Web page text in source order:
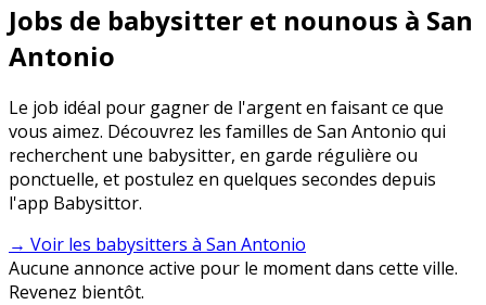
Jobs de babysitter et nounous à San
Antonio
Le job idéal pour gagner de l'argent en faisant ce que
vous aimez. Découvrez les familles de San Antonio qui
recherchent une babysitter, en garde régulière ou
ponctuelle, et postulez en quelques secondes depuis
l'app Babysittor.
→ Voir les babysitters à San Antonio
Aucune annonce active pour le moment dans cette ville.
Revenez bientôt.